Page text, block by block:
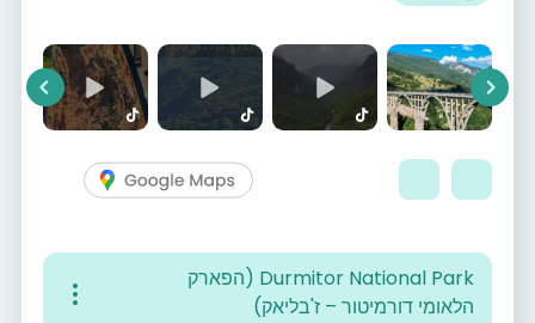
Next
Durmitor National Park (הפארק
הלאומי דורמיטור – ז'בליאק)